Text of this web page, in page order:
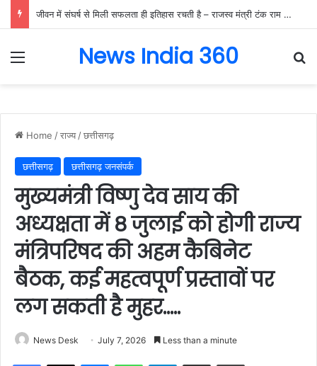
जीवन में संघर्ष से मिली सफलता ही इतिहास रचती है – राजस्व मंत्री टंक राम वर्मा…..
Menu News India 360
Home /राज्य /छत्तीसगढ़
छत्तीसगढ़ छत्तीसगढ़ जनसंपर्क
मुख्यमंत्री विष्णु देव साय की
अध्यक्षता में 8 जुलाई को होगी राज्य
मंत्रिपरिषद की अहम कैबिनेट
बैठक, कई महत्वपूर्ण प्रस्तावों पर
लग सकती है मुहर…..
News Desk July 7, 2026 Less than a minute